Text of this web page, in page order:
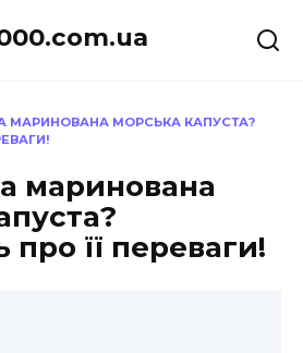
МАРИНОВАНА МОРСЬКА КАПУСТА?
маринована
про її переваги!